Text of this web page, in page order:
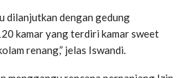
dilanjutkan dengan gedung
kamar yang terdiri kamar sweet
renang,” jelas Iswandi.